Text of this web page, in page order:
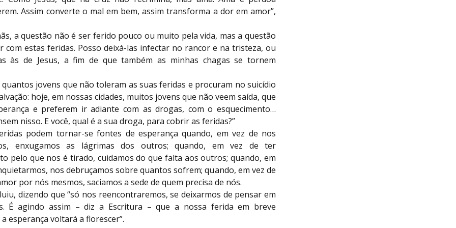
Assim converte o mal em bem, assim transforma a dor em amor”,
a questão não é ser ferido pouco ou muito pela vida, mas a questão
com estas feridas. Posso deixá-las infectar no rancor e na tristeza, ou
às de Jesus, a fim de que também as minhas chagas se tornem
quantos jovens que não toleram as suas feridas e procuram no suicídio
hoje, em nossas cidades, muitos jovens que não veem saída, que
e preferem ir adiante com as drogas, com o esquecimento…
nisso. E você, qual é a sua droga, para cobrir as feridas?”
podem tornar-se fontes de esperança quando, em vez de nos
enxugamos as lágrimas dos outros; quando, em vez de ter
pelo que nos é tirado, cuidamos do que falta aos outros; quando, em
nos debruçamos sobre quantos sofrem; quando, em vez de
por nós mesmos, saciamos a sede de quem precisa de nós.
dizendo que “só nos reencontraremos, se deixarmos de pensar em
É agindo assim – diz a Escritura – que a nossa ferida em breve
esperança voltará a florescer”.